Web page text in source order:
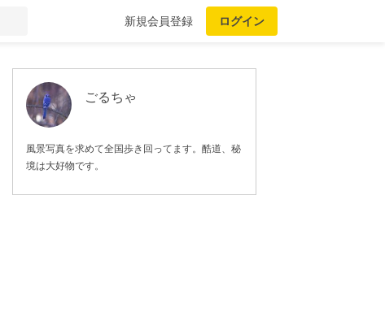
新規会員登録 ログイン
ごるちゃ
風景写真を求めて全国歩き回ってます。酷道、秘
境は大好物です。